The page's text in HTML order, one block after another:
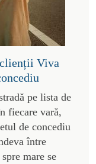
Viva
pe lista de
fiecare vară,
de concediu
între
mare se